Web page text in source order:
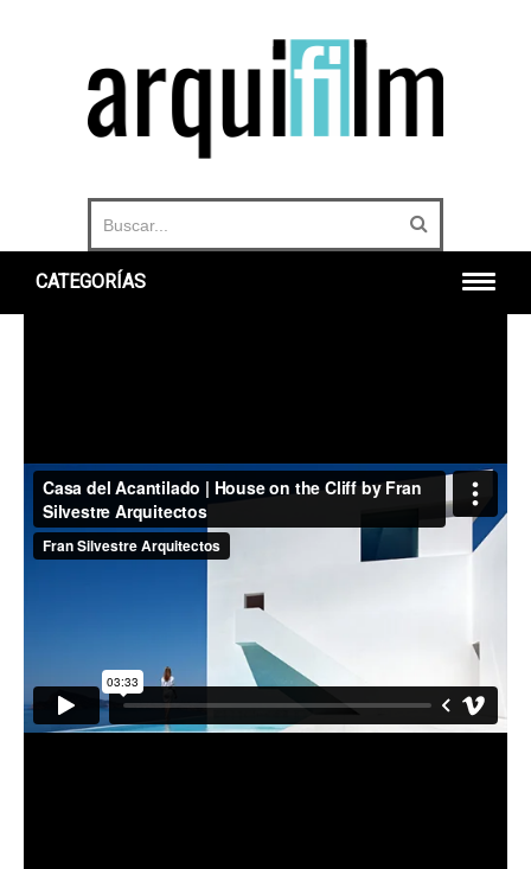
CATEGORÍAS
DOCUMENTALES
360°
OTROS
AUTORES